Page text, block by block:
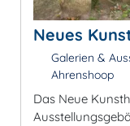
Neues
Galerien &
Ahrenshoop
Das Neue